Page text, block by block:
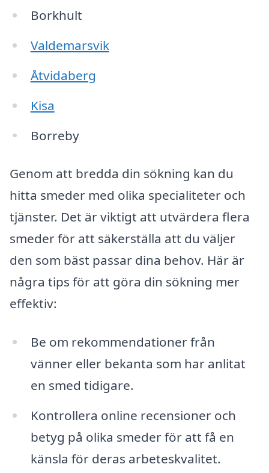
Borkhult
Valdemarsvik
Åtvidaberg
Kisa
Borreby
Genom att bredda din sökning kan du
hitta smeder med olika specialiteter och
tjänster. Det är viktigt att utvärdera flera
smeder för att säkerställa att du väljer
den som bäst passar dina behov. Här är
några tips för att göra din sökning mer
effektiv:
Be om rekommendationer från
vänner eller bekanta som har anlitat
en smed tidigare.
Kontrollera online recensioner och
betyg på olika smeder för att få en
känsla för deras arbeteskvalitet.